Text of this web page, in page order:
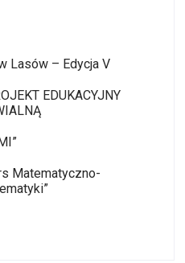
Lasów – Edycja V
EDUKACYJNY
Matematyczno-